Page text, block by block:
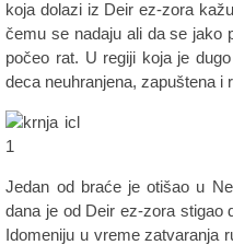
koja dolazi iz Deir ez-zora
čemu se nadaju ali da se jako
počeo rat. U regiji koja je
deca neuhranjena, zapuštena
Jedan od braće je otišao u
dana je od Deir ez-zora stigao
Idomeniju u vreme zatvaranja